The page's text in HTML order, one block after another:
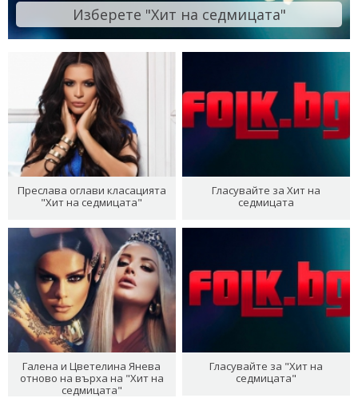
Изберете "Хит на седмицата"
Преслава оглави класацията
"Хит на седмицата"
Гласувайте за Хит на
седмицата
Галена и Цветелина Янева
отново на върха на "Хит на
седмицата"
Гласувайте за "Хит на
седмицата"